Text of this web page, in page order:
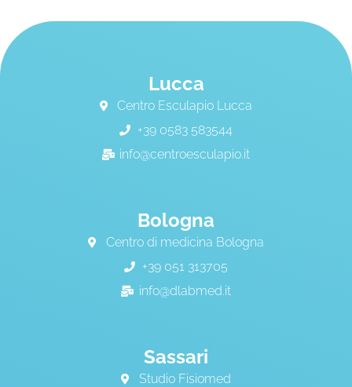
Lucca
Centro Esculapio Lucca
+39 0583 583544
info@centroesculapio.it
Bologna
Centro di medicina Bologna
+39 051 313705
info@dlabmed.it
Sassari
Studio Fisiomed